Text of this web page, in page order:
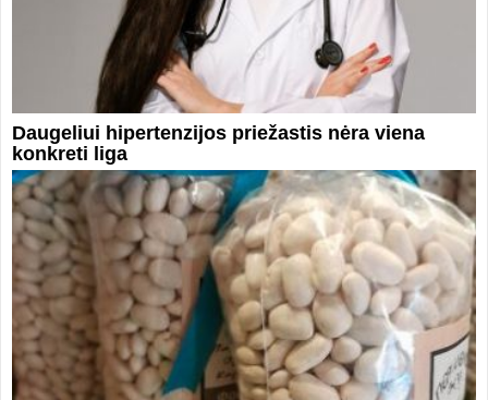
Daugeliui hipertenzijos priežastis nėra viena
konkreti liga